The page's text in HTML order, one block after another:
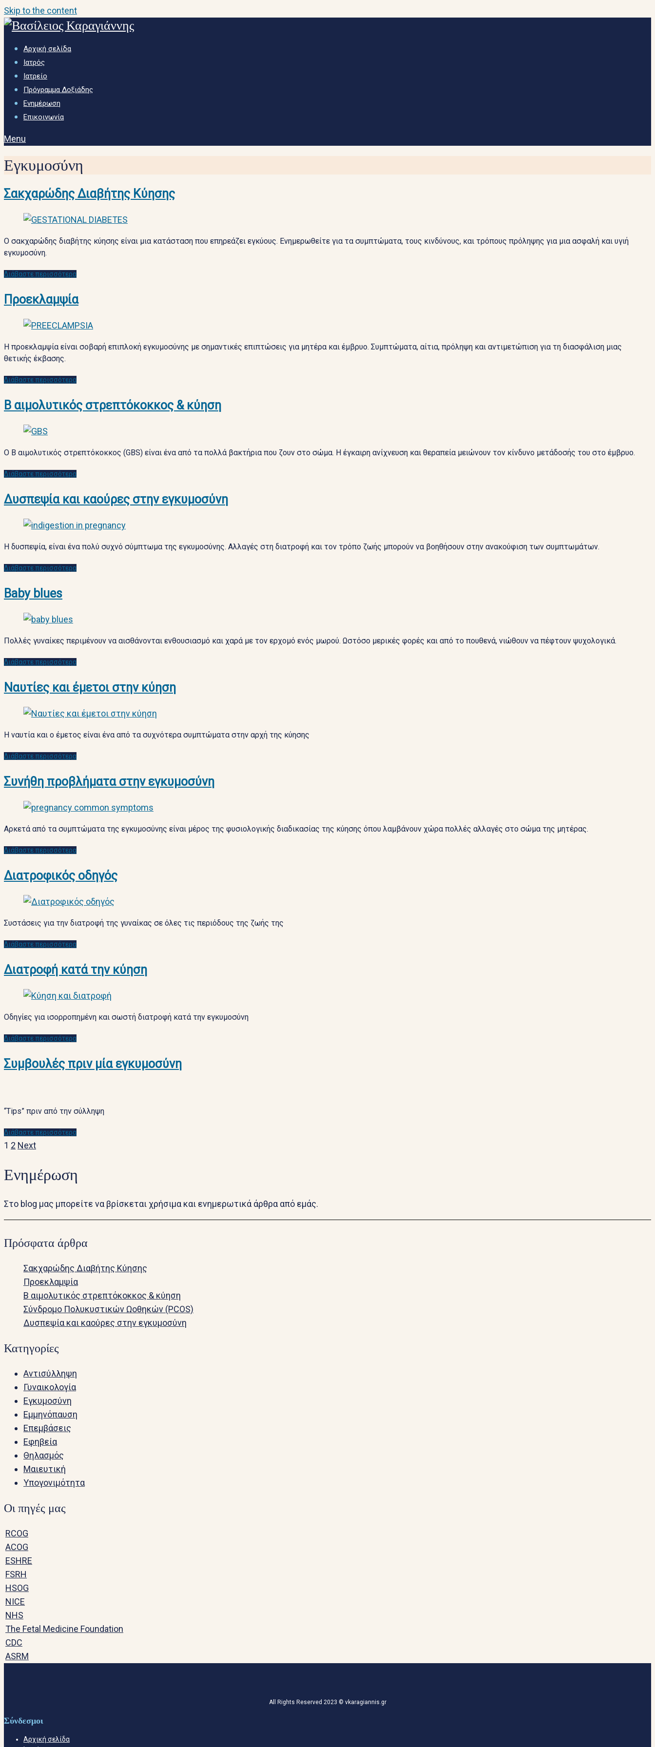
Skip to the content
Αρχική σελίδα
Ιατρός
Ιατρείο
Πρόγραμμα Δοξιάδης
Ενημέρωση
Επικοινωνία
Menu
Εγκυμοσύνη
Σακχαρώδης Διαβήτης Κύησης
Ο σακχαρώδης διαβήτης κύησης είναι μια κατάσταση που επηρεάζει εγκύους. Ενημερωθείτε για τα συμπτώματα, τους κινδύνους, και τρόπους πρόληψης για μια ασφαλή και υγιή
εγκυμοσύνη.
Διάβαστε περισσότερα
Προεκλαμψία
Η προεκλαμψία είναι σοβαρή επιπλοκή εγκυμοσύνης με σημαντικές επιπτώσεις για μητέρα και έμβρυο. Συμπτώματα, αίτια, πρόληψη και αντιμετώπιση για τη διασφάλιση μιας
θετικής έκβασης.
Διάβαστε περισσότερα
Β αιμολυτικός στρεπτόκοκκος & κύηση
Ο Β αιμολυτικός στρεπτόκοκκος (GBS) είναι ένα από τα πολλά βακτήρια που ζουν στο σώμα. Η έγκαιρη ανίχνευση και θεραπεία μειώνουν τον κίνδυνο μετάδοσής του στο έμβρυο.
Διάβαστε περισσότερα
Δυσπεψία και καούρες στην εγκυμοσύνη
Η δυσπεψία, είναι ένα πολύ συχνό σύμπτωμα της εγκυμοσύνης. Αλλαγές στη διατροφή και τον τρόπο ζωής μπορούν να βοηθήσουν στην ανακούφιση των συμπτωμάτων.
Διάβαστε περισσότερα
Baby blues
Πολλές γυναίκες περιμένουν να αισθάνονται ενθουσιασμό και χαρά με τον ερχομό ενός μωρού. Ωστόσο μερικές φορές και από το πουθενά, νιώθουν να πέφτουν ψυχολογικά.
Διάβαστε περισσότερα
Ναυτίες και έμετοι στην κύηση
Η ναυτία και ο έμετος είναι ένα από τα συχνότερα συμπτώματα στην αρχή της κύησης
Διάβαστε περισσότερα
Συνήθη προβλήματα στην εγκυμοσύνη
Αρκετά από τα συμπτώματα της εγκυμοσύνης είναι μέρος της φυσιολογικής διαδικασίας της κύησης όπου λαμβάνουν χώρα πολλές αλλαγές στο σώμα της μητέρας.
Διάβαστε περισσότερα
Διατροφικός οδηγός
Συστάσεις για την διατροφή της γυναίκας σε όλες τις περιόδους της ζωής της
Διάβαστε περισσότερα
Διατροφή κατά την κύηση
Οδηγίες για ισορροπημένη και σωστή διατροφή κατά την εγκυμοσύνη
Διάβαστε περισσότερα
Συμβουλές πριν μία εγκυμοσύνη
“Tips” πριν από την σύλληψη
Διάβαστε περισσότερα
Posts
1 2 Next
Ενημέρωση
Στο blog μας μπορείτε να βρίσκεται χρήσιμα και ενημερωτικά άρθρα από εμάς.
Πρόσφατα άρθρα
Σακχαρώδης Διαβήτης Κύησης
Προεκλαμψία
Β αιμολυτικός στρεπτόκοκκος & κύηση
Σύνδρομο Πολυκυστικών Ωοθηκών (PCOS)
Δυσπεψία και καούρες στην εγκυμοσύνη
Κατηγορίες
Αντισύλληψη
Γυναικολογία
Εγκυμοσύνη
Εμμηνόπαυση
Επεμβάσεις
Εφηβεία
Θηλασμός
Μαιευτική
Υπογονιμότητα
Οι πηγές μας
RCOG
ACOG
ESHRE
FSRH
HSOG
NICE
NHS
The Fetal Medicine Foundation
CDC
ASRM
All Rights Reserved 2023 © vkaragiannis.gr
Σύνδεσμοι
Αρχική σελίδα